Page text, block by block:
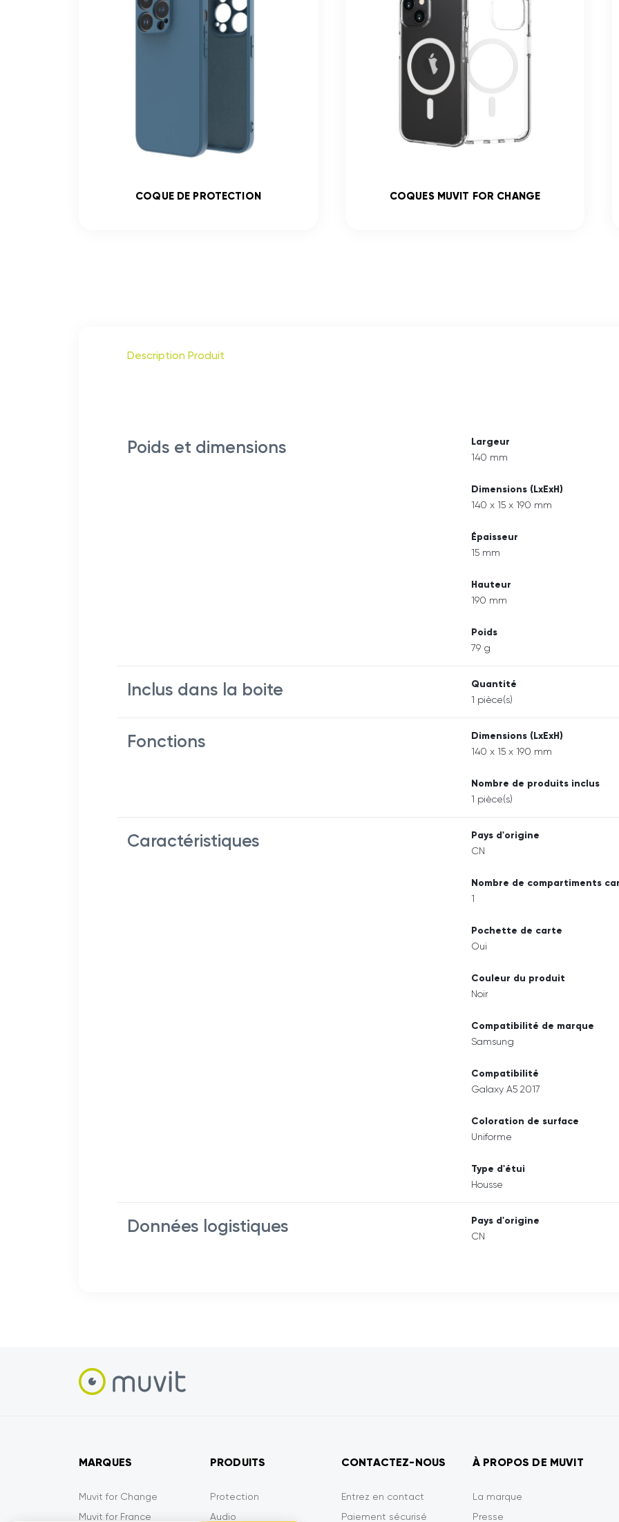
COQUE DE PROTECTION COQUES MUVIT FOR CHANGE
Description Produit
Poids et dimensions Largeur
140 mm
Dimensions (LxExH)
140 x 15 x 190 mm
Épaisseur
15 mm
Hauteur
190 mm
Poids
79 g
Inclus dans la boite Quantité
1 pièce(s)
Fonctions Dimensions (LxExH)
140 x 15 x 190 mm
Nombre de produits inclus
1 pièce(s)
Caractéristiques Pays d'origine
CN
Nombre de compartiments
1
Pochette de carte
Oui
Couleur du produit
Noir
Compatibilité de marque
Samsung
Compatibilité
Galaxy A5 2017
Coloration de surface
Uniforme
Type d'étui
Housse
Données logistiques Pays d'origine
CN
MARQUES
Muvit for Change
Muvit for France
PRODUITS
Protection
Audio
CONTACTEZ-NOUS
Entrez en contact
Paiement sécurisé
À PROPOS DE MUVIT
La marque
Presse